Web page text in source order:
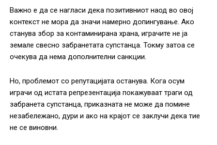
Важно е да се нагласи дека позитивниот наод во овој
контекст не мора да значи намерно допингување. Ако
станува збор за контаминирана храна, играчите не ја
земале свесно забранетата супстанца. Токму затоа се
очекува да нема дополнителни санкции.
Но, проблемот со репутацијата останува. Кога осум
играчи од истата репрезентација покажуваат траги од
забранета супстанца, приказната не може да помине
незабележано, дури и ако на крајот се заклучи дека тие
не се виновни.